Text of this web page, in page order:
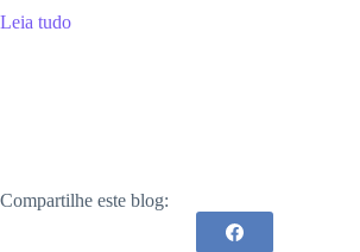
Leia tudo
Compartilhe este blog: